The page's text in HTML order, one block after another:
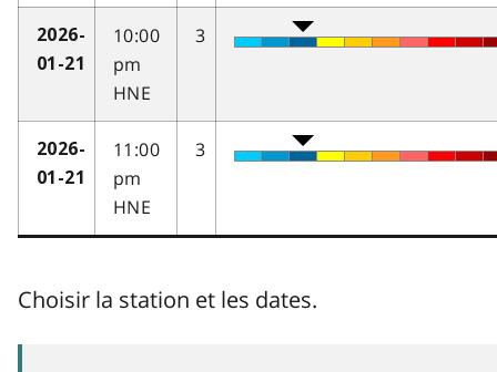
2026-
01-21
10:00
pm
HNE
3
2026-
01-21
11:00
pm
HNE
3
Choisir la station et les dates.